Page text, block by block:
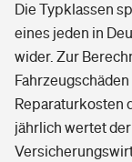
Die Typklassen
eines jeden in
wider. Zur
Reparaturkosten
jährlich wertet